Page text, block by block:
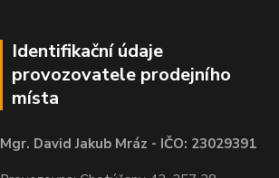
Identifikační údaje
provozovatele prodejního
místa
Mgr. David Jakub Mráz - IČO: 23029391